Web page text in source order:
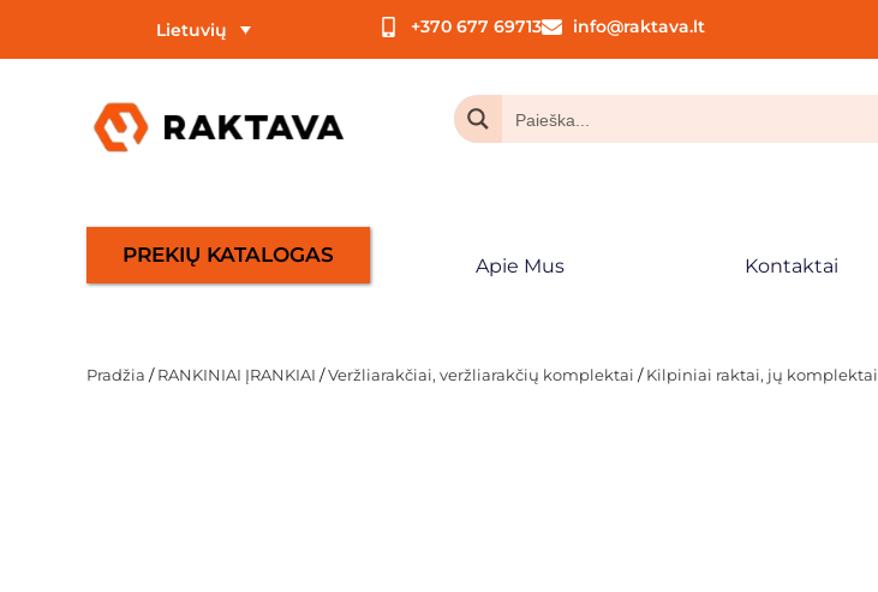
Lietuvių +370 677 69713 info@raktava.lt
PREKIŲ KATALOGAS Apie Mus Kontaktai
Pradžia /RANKINIAI ĮRANKIAI /Veržliarakčiai, veržliarakčių komplektai /Kilpiniai raktai, jų komplektai